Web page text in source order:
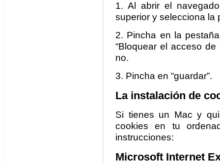
1. Al abrir el
superior y selecciona la
2. Pincha en la
“Bloquear el acceso
no.
3. Pincha en “guardar”.
La instalación de
Si tienes un Mac y
cookies en tu
instrucciones:
Microsoft Internet